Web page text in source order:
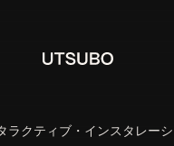
ラクティブ・インスタレー